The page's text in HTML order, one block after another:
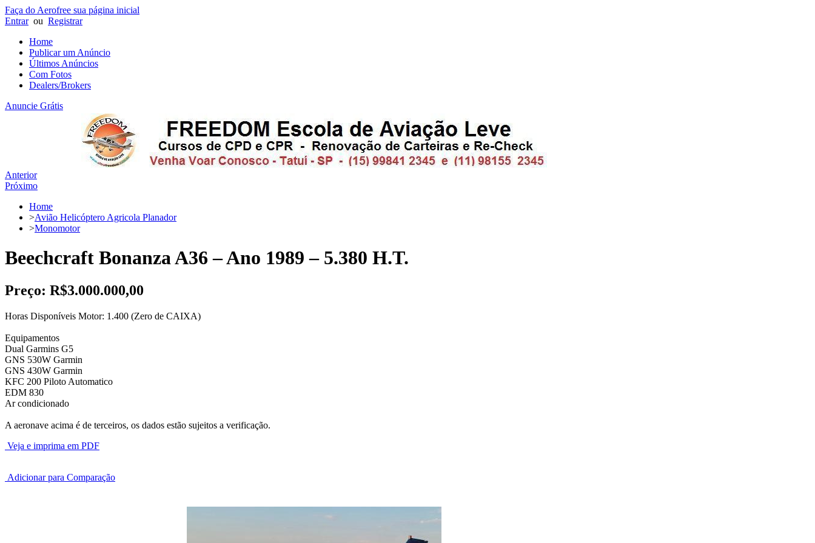
Faça do Aerofree sua página inicial
Entrarou Registrar
Home
Publicar um Anúncio
Últimos Anúncios
Com Fotos
Dealers/Brokers
Anuncie Grátis
Anterior
Próximo
Home
>Avião Helicóptero Agricola Planador
>Monomotor
Beechcraft Bonanza A36 – Ano 1989 – 5.380 H.T.
Preço: R$3.000.000,00
Horas Disponíveis Motor: 1.400 (Zero de CAIXA)
Equipamentos
Dual Garmins G5
GNS 530W Garmin
GNS 430W Garmin
KFC 200 Piloto Automatico
EDM 830
Ar condicionado
A aeronave acima é de terceiros, os dados estão sujeitos a verificação.
Veja e imprima em PDF
Adicionar para Comparação